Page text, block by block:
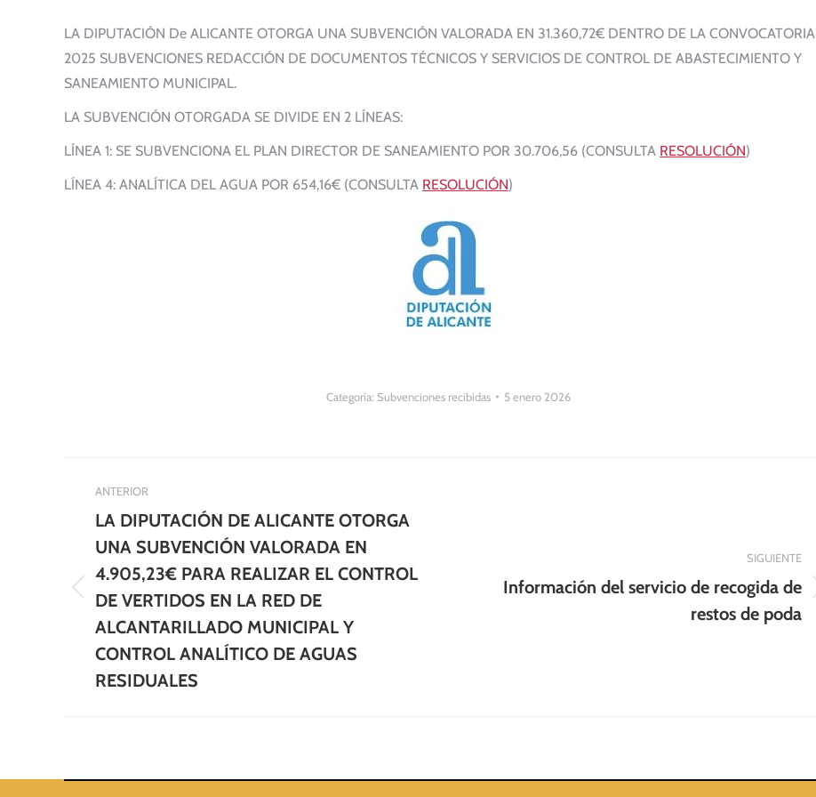
LA DIPUTACIÓN De ALICANTE OTORGA UNA SUBVENCIÓN VALORADA EN 31.360,72€ DENTRO DE LA CONVOCATORIA
2025 SUBVENCIONES REDACCIÓN DE DOCUMENTOS TÉCNICOS Y SERVICIOS DE CONTROL DE ABASTECIMIENTO Y
SANEAMIENTO MUNICIPAL.
LA SUBVENCIÓN OTORGADA SE DIVIDE EN 2 LÍNEAS:
LÍNEA 1: SE SUBVENCIONA EL PLAN DIRECTOR DE SANEAMIENTO POR 30.706,56 (CONSULTA RESOLUCIÓN)
LÍNEA 4: ANALÍTICA DEL AGUA POR 654,16€ (CONSULTA RESOLUCIÓN)
Categoría: Subvenciones recibidas 5 enero 2026
entre
publicaciones
ANTERIOR
Publicación
anterior:
LA DIPUTACIÓN DE ALICANTE OTORGA
UNA SUBVENCIÓN VALORADA EN
4.905,23€ PARA REALIZAR EL CONTROL
DE VERTIDOS EN LA RED DE
ALCANTARILLADO MUNICIPAL Y
CONTROL ANALÍTICO DE AGUAS
RESIDUALES
SIGUIENTE
Publicación
Información del servicio de recogida de
restos de poda